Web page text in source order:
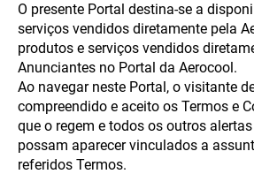
O presente Portal destina-se a
serviços vendidos diretamente pela
produtos e serviços vendidos
Anunciantes no Portal da Aerocool.
Ao navegar neste Portal, o visitante
compreendido e aceito os Termos e
que o regem e todos os outros
possam aparecer vinculados a
referidos Termos.